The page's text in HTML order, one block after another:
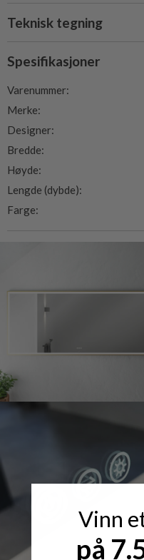
Teknisk tegning
Spesifikasjoner
Varenummer:
Merke:
Designer:
Bredde:
Høyde:
Lengde (dybde):
Farge:
Vinn
på